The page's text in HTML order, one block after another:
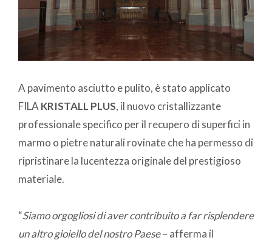
A pavimento asciutto e pulito, è stato applicato
FILA KRISTALL PLUS, il nuovo cristallizzante
professionale specifico per il recupero di superfici in
marmo o pietre naturali rovinate che ha permesso di
ripristinare la lucentezza originale del prestigioso
materiale.
“Siamo orgogliosi di aver contribuito a far risplendere
un altro gioiello del nostro Paese– afferma il